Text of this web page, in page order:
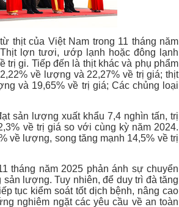
thịt của Việt Nam trong 11 tháng năm
lợn tươi, ướp lạnh hoặc đông lạnh
trị gi. Tiếp đến là thịt khác và phụ phẩm
về lượng và 22,27% về trị giá; thịt
và 19,65% về trị giá; Các chủng loại
sản lượng xuất khẩu 7,4 nghìn tấn, trị
về trị giá so với cùng kỳ năm 2024.
về lượng, song tăng mạnh 14,5% về trị
tháng năm 2025 phản ánh sự chuyển
lượng. Tuy nhiên, để duy trì đà tăng
tục kiểm soát tốt dịch bệnh, nâng cao
nghiêm ngặt các yêu cầu về an toàn